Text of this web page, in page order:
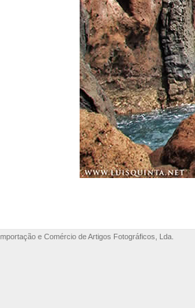
e Comércio de Artigos Fotográficos, Lda.